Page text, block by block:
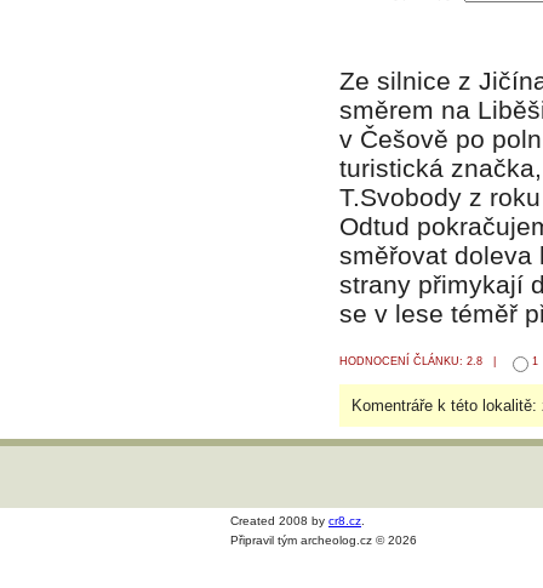
Ze silnice z
směrem na
v Češově po
turistická
T.Svobody z
Odtud
směřovat doleva
strany přimykají
se v lese téměř
HODNOCENÍ ČLÁNKU: 2.8 | 1
Komentráře k této
Created 2008 by cr8.cz
Připravil tým archeolog.cz © 2026